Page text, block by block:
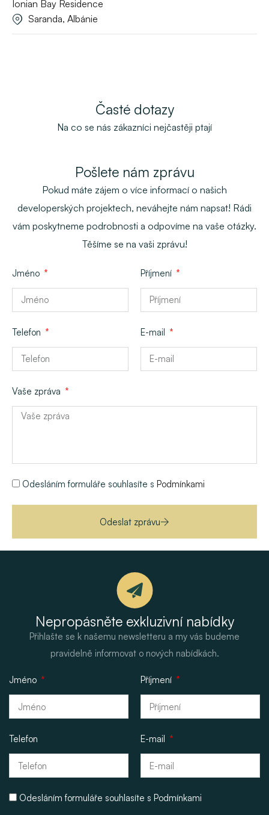
Ionian Bay Residence
Saranda, Albánie
Časté dotazy
Na co se nás zákazníci nejčastěji ptají
Pošlete nám zprávu
Pokud máte zájem o více informací o našich
developerských projektech, neváhejte nám napsat! Rádi
vám poskytneme podrobnosti a odpovíme na vaše otázky.
Těšíme se na vaši zprávu!
Jméno Příjmení
Telefon E-mail
Vaše zpráva
Odesláním formuláře souhlasíte s Podmínkami
Odeslat zprávu
Nepropásněte exkluzivní nabídky
Přihlašte se k našemu newsletteru a my vás budeme
pravidelně informovat o nových nabídkách.
Jméno Příjmení
Telefon E-mail
Odesláním formuláře souhlasíte s Podmínkami